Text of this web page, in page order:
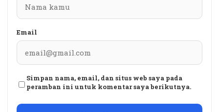
Email
Simpan nama, email, dan situs web saya pada
peramban ini untuk komentar saya berikutnya.